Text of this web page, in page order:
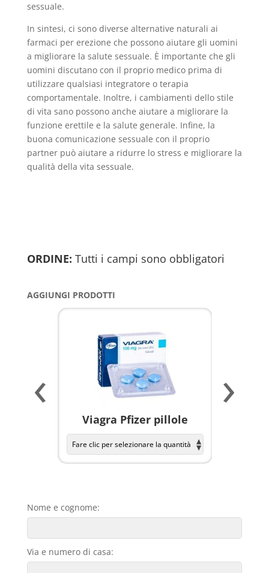
sessuale.
In sintesi, ci sono diverse alternative naturali ai
farmaci per erezione che possono aiutare gli uomini
a migliorare la salute sessuale. È importante che gli
uomini discutano con il proprio medico prima di
utilizzare qualsiasi integratore o terapia
comportamentale. Inoltre, i cambiamenti dello stile
di vita sano possono anche aiutare a migliorare la
funzione erettile e la salute generale. Infine, la
buona comunicazione sessuale con il proprio
partner può aiutare a ridurre lo stress e migliorare la
qualità della vita sessuale.
ORDINE: Tutti i campi sono obbligatori
AGGIUNGI PRODOTTI
Viagra Pfizer pillole
‹ ›
Nome e cognome:
Via e numero di casa: